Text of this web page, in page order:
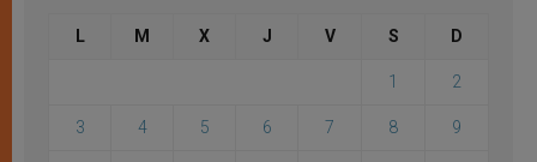
L M X J V S D
1 2
3 4 5 6 7 8 9